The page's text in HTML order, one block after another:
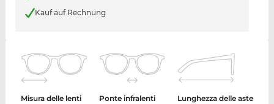
Kauf auf Rechnung
Misura delle lenti
Ponte infralenti
Lunghezza delle aste